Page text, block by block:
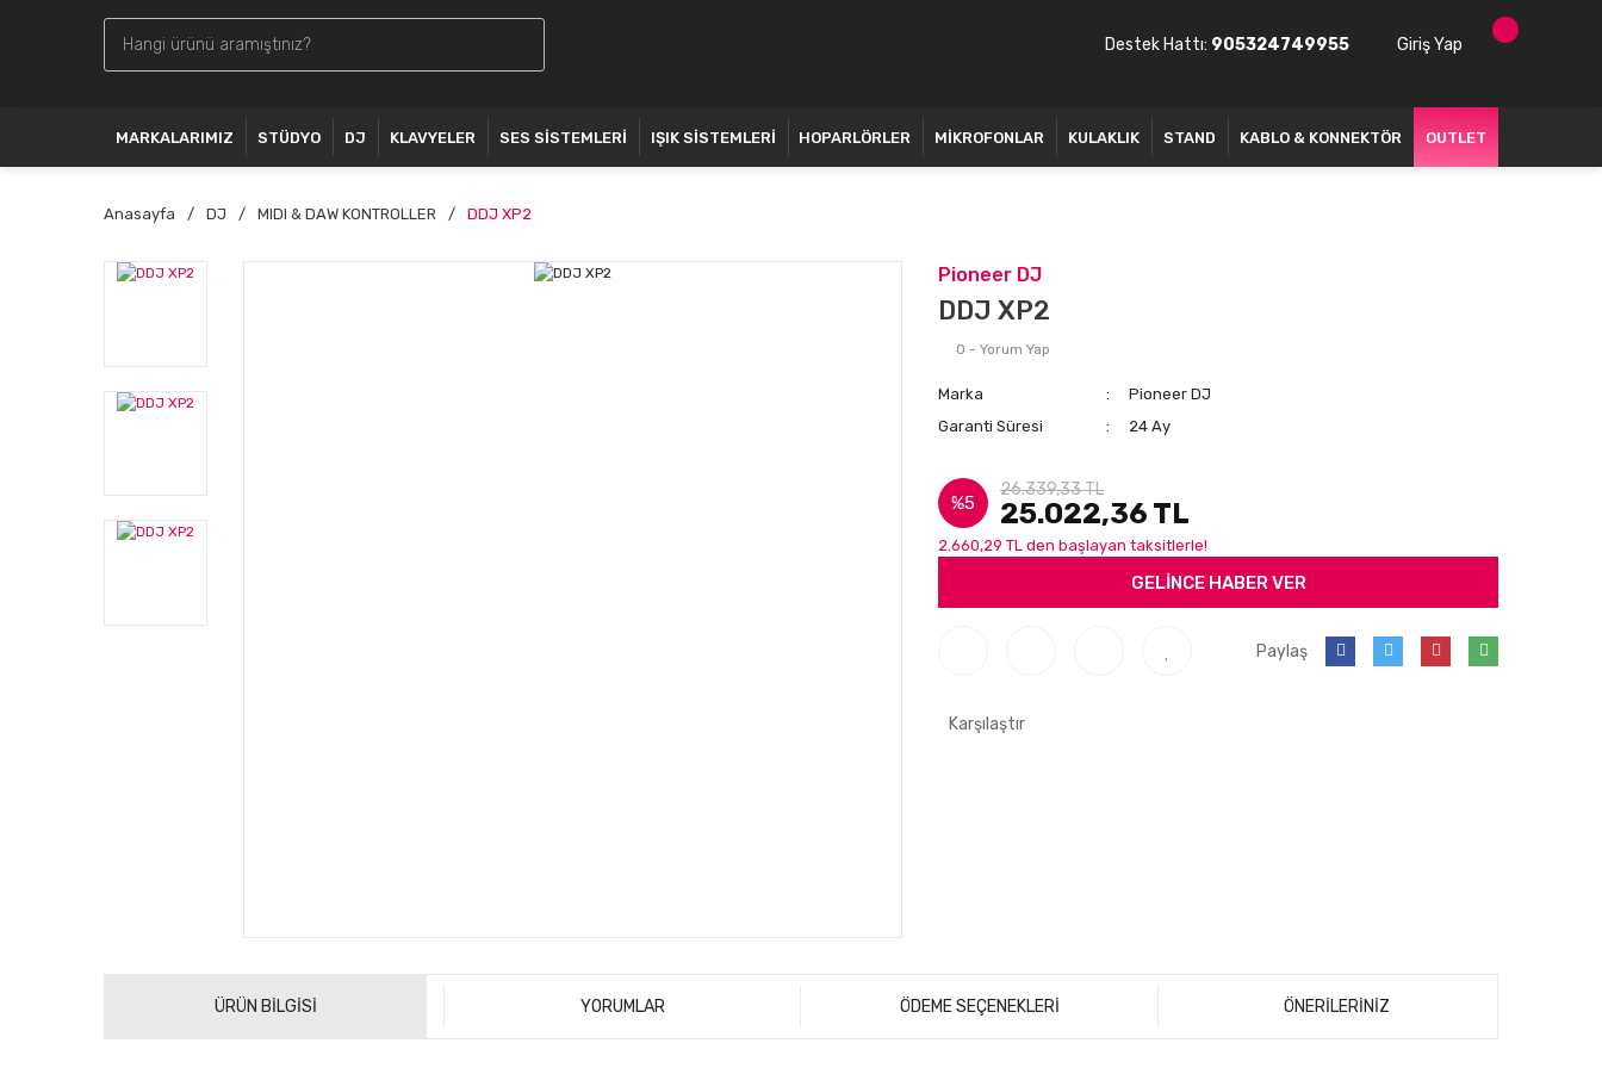
Destek Hattı: 905324749955 Giriş Yap
MARKALARIMIZ STÜDYO DJ KLAVYELER SES SİSTEMLERİ IŞIK SİSTEMLERİ HOPARLÖRLER MİKROFONLAR KULAKLIK STAND KABLO & KONNEKTÖR OUTLET
Anasayfa DJ MIDI & DAW KONTROLLER DDJ XP2
Pioneer DJ
DDJ XP2
0 - Yorum Yap
Marka
Pioneer DJ
Garanti Süresi
24 Ay
%5
26.339,33 TL
25.022,36 TL
2.660,29 TL den başlayan taksitlerle!
GELİNCE HABER VER
Paylaş
Karşılaştır
ÜRÜN BİLGİSİ YORUMLAR ÖDEME SEÇENEKLERİ ÖNERİLERİNİZ